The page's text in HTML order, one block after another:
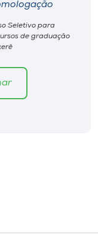
Seletivo para
de graduação